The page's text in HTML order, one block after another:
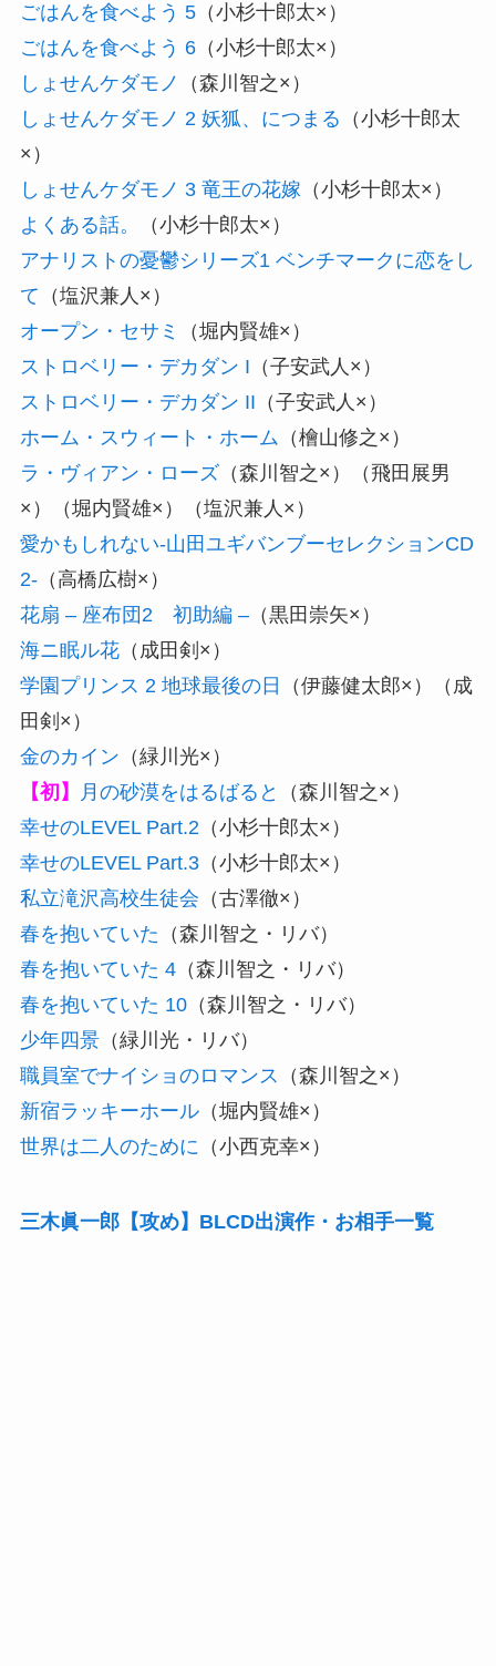
ごはんを食べよう 5（小杉十郎太×）
ごはんを食べよう 6（小杉十郎太×）
しょせんケダモノ
（森川智之×）
しょせんケダモノ 2 妖狐、につまる （小杉十郎太
×）
しょせんケダモノ 3 竜王の花嫁（小杉十郎太×）
よくある話。
（小杉十郎太×）
アナリストの憂鬱シリーズ1 ベンチマークに恋をし
て （塩沢兼人×）
オープン・セサミ
（堀内賢雄×）
ストロベリー・デカダン I （子安武人×）
ストロベリー・デカダン II （子安武人×）
ホーム・スウィート・ホーム （檜山修之×）
ラ・ヴィアン・ローズ（森川智之×）（飛田展男
×）（堀内賢雄×）（塩沢兼人×）
愛かもしれない-山田ユギバンブーセレクションCD
2-（高橋広樹×）
花扇 – 座布団2 初助編 –（黒田崇矢×）
海ニ眠ル花（成田剣×）
学園プリンス 2 地球最後の日
（伊藤健太郎×）（成
田剣×）
金のカイン （緑川光×）
【初】
月の砂漠をはるばると
（森川智之×）
幸せのLEVEL Part.2（小杉十郎太×）
幸せのLEVEL Part.3（小杉十郎太×）
私立滝沢高校生徒会 （古澤徹×）
春を抱いていた （森川智之・リバ）
春を抱いていた 4（森川智之・リバ）
春を抱いていた 10（森川智之・リバ）
少年四景（緑川光・リバ）
職員室でナイショのロマンス （森川智之×）
新宿ラッキーホール（堀内賢雄×）
世界は二人のために （小西克幸×）
三木眞一郎【攻め】BLCD出演作・お相手一覧